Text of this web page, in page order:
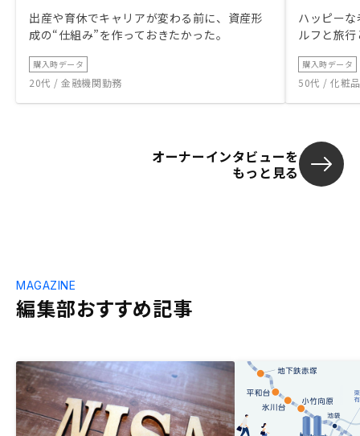
出産や育休でキャリアが変わる前に、資産形
成の“仕組み”を作っておきたかった。
購入時データ
20代 / 金融機関勤務
ハッピー
ルフと旅
購入時データ
50代 / 化粧
オーナーインタビューを
もっと見る
編集部おすすめ記事
MAGAZINE